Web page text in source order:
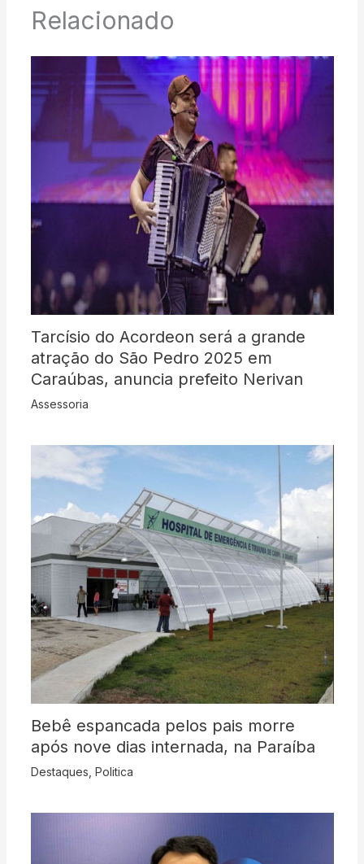
Relacionado
Tarcísio do Acordeon será a grande
atração do São Pedro 2025 em
Caraúbas, anuncia prefeito Nerivan
Assessoria
Bebê espancada pelos pais morre
após nove dias internada, na Paraíba
Destaques Politica